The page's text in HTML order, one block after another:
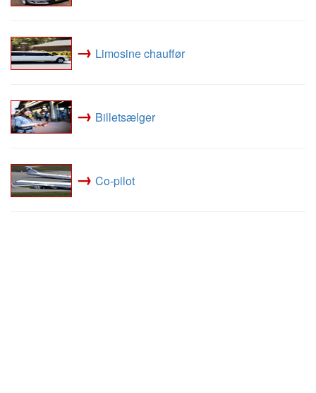
→ Limosine chauffør
→ Billetsælger
→ Co-pilot